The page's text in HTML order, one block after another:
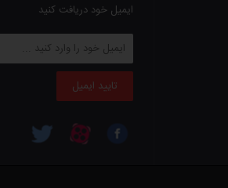
ایمیل خود دریافت کنید
تایید ایمیل